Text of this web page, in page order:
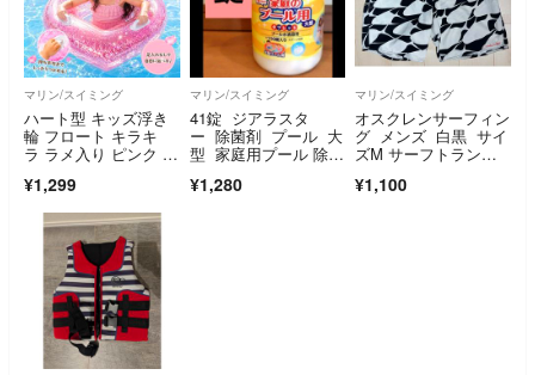
マリン/スイミング
ハート型 キッズ浮き
輪 フロート キラキ
ラ ラメ入り ピンク 子
¥1,299
マリン/スイミング
41錠 ジアラスタ
ー 除菌剤 プール 大
型 家庭用プール 除
¥1,280
マリン/スイミング
オスクレンサーフィン
グ メンズ 白黒 サイ
ズM サーフトランク
¥1,100